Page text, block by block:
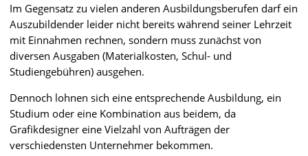
Im Gegensatz zu vielen anderen Ausbildungsberufen darf ein
Auszubildender leider nicht bereits während seiner Lehrzeit
mit Einnahmen rechnen, sondern muss zunächst von
diversen Ausgaben (Materialkosten, Schul- und
Studiengebühren) ausgehen.
Dennoch lohnen sich eine entsprechende Ausbildung, ein
Studium oder eine Kombination aus beidem, da
Grafikdesigner eine Vielzahl von Aufträgen der
verschiedensten Unternehmer bekommen.